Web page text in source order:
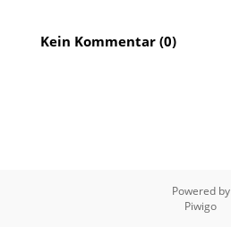
Kein Kommentar (0)
Powered by
Piwigo